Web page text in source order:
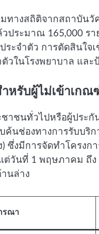
ทางสถิติจากสถาบันวั
ประมาณ 165,000 รา
ระจำตัว การตัดสินใจ
วในโรงพยาบาล แล
ำหรับผู้ไม่เข้าเก
าชนทั่วไปหรือผู้ประกั
ค้นช่องทางการรับบริ
) ซึ่งมีการจัดทำโครง
ต่วันที่ 1 พฤษภาคม ถึ
นล่าง
รณา